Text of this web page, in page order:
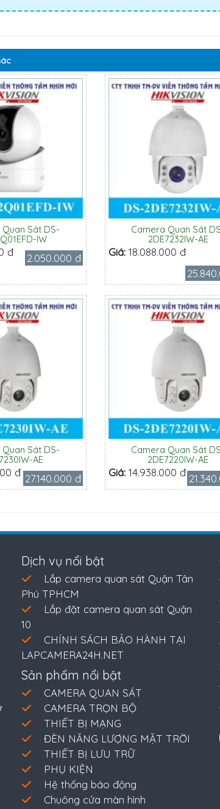
Sát DS-
IW
đ 2.050.000 đ
Camera Quan Sát
2DE7232IW-AE
Giá: 18.088.000 đ
Sát DS-
AE
đ 27.140.000 đ
Camera Quan Sát
2DE7220IW-AE
Giá: 14.938.000 đ
Dịch vụ nổi bật
Lắp camera quan sát Quận Tân
Phú TPHCM
Lắp đặt camera quan sát Quận
10
CHÍNH SÁCH BẢO HÀNH TẠI
LAPCAMERA24H.NET
Sản phẩm nổi bật
CAMERA QUAN SÁT
CAMERA TRỌN BỘ
THIẾT BỊ MẠNG
ĐÈN NĂNG LƯỢNG MẶT TRỜI
THIẾT BỊ LƯU TRỮ
PHỤ KIỆN
Hệ thống báo động
Chuông cửa màn hình